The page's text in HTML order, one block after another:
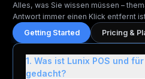
Alles, was Sie wissen müssen –
Antwort immer einen Klick entfernt
Getting Started
Pricing &
1. Was ist Lunix POS und
gedacht?